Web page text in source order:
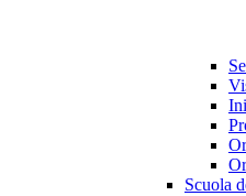
Scuola